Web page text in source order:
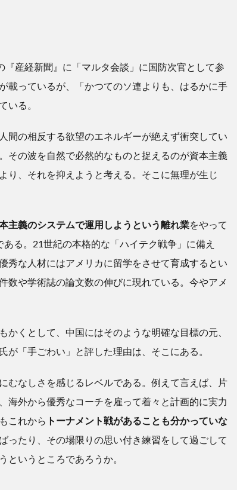
『産経新聞』に「マルタ会談」に国防次官として参
載っているが、「かつてのソ連よりも、はるかに手
いる。
間の相反する欲望のエネルギーが絶えず衝突してい
その波を自然で必然的なものと捉えるのが資本主義
り、それを抑えようと考える。そこに無理が生じ
主義のシステムで運用しようという離れ業をやって
る。21世紀の本格的な「ハイテク戦争」に備え
秀な人材にはアメリカに留学をさせて育成するとい
数や学術誌の論文数の伸びに現れている。今やアメ
くとして、中国にはそのような明確な目標の元、
「手ごわい」と評した理由は、そこにある。
むなしさを感じるレベルである。例えて言えば、片
海外から優秀なコーチを雇って着々と計画的に実力
これから トーナメント戦があることも分かっていな
ったり、その場限りの思い付き練習をして過ごして
というところであろうか。